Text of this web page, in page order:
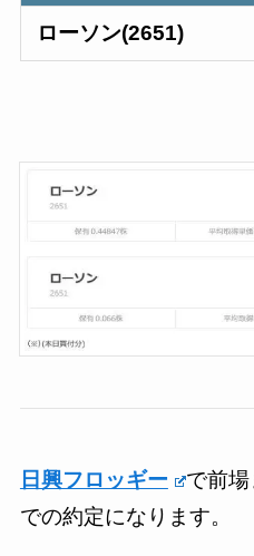
ローソン(2651)
日興フロッギー
で前
での約定になります。